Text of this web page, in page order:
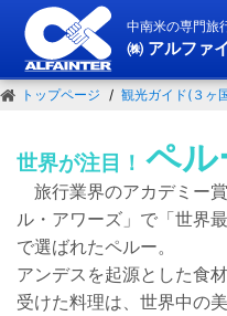
中南米の専門旅
㈱ アルファ
トップページ 観光ガイド(３ヶ
世界が注目！ ペル
旅行業界のアカデミー
ル・ アワーズ」で「世界
で選ばれたペルー。
アンデスを起源とした食
受けた料理は、世界中の